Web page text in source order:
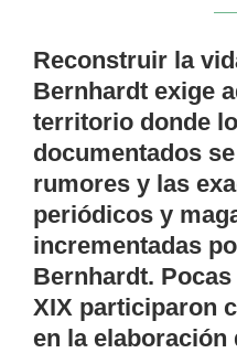
Reconstruir la
Bernhardt exige
territorio donde
documentados
rumores y las
periódicos y
incrementadas
Bernhardt.
XIX participaron
en la elaboración